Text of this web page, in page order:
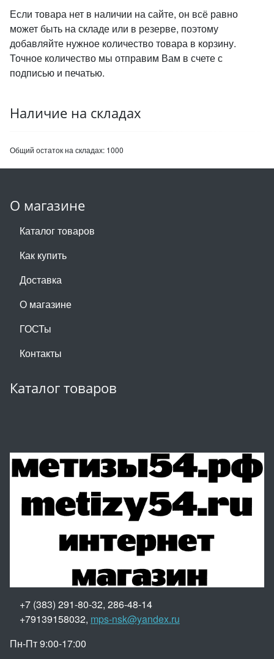
Если товара нет в наличии на сайте, он всё равно
может быть на складе или в резерве, поэтому
добавляйте нужное количество товара в корзину.
Точное количество мы отправим Вам в счете с
подписью и печатью.
Наличие на складах
Общий остаток на складах: 1000
О магазине
Каталог товаров
Как купить
Доставка
О магазине
ГОСТы
Контакты
Каталог товаров
+7 (383) 291-80-32, 286-48-14
+79139158032, mps-nsk@yandex.ru
Пн-Пт 9:00-17:00